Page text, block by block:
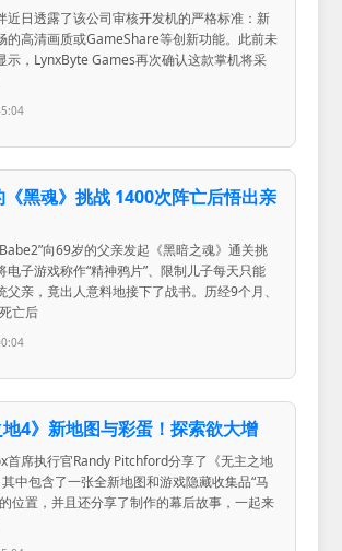
近日透露了该公司审核开发机的严格标准：新
的高清画质或GameShare等创新功能。此前未
示，LynxByte Games再次确认这款掌机将采
黑魂》挑战 1400次阵亡后悟出亲
向69岁的父亲发起《黑暗之魂》通关挑
电子游戏称作“精神鸦片”、限制儿子每天只能
父亲，竟出人意料地接下了战书。历经9个月、
亡后
4》新地图与彩蛋！探索欲大增
首席执行官Randy Pitchford分享了《无主之地
中包含了一张全新地图和游戏隐藏收集品“马
位置，并且还分享了制作的幕后故事，一起来